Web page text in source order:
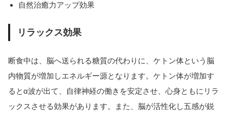
自然治癒力アップ効果
リラックス効果
断食中は、脳へ送られる糖質の代わりに、ケトン体という脳
内物質が増加しエネルギー源となります。ケトン体が増加す
るとα波が出て、自律神経の働きを安定させ、心身ともにリラ
ックスさせる効果があります。また、脳が活性化し五感が鋭